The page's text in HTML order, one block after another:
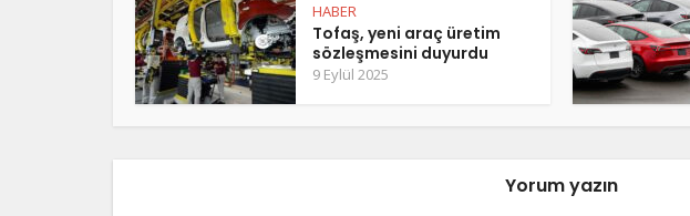
HABER
Tofaş, yeni araç üretim
sözleşmesini duyurdu
9 Eylül 2025
Yorum yazın